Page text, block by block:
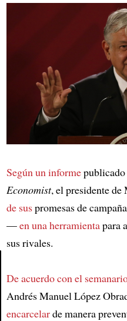
Article
Según un informepublicado
Economist, el presidente
de suspromesas de
—en una herramientapara
sus rivales.
De acuerdo con el
Andrés Manuel López
encarcelarde manera